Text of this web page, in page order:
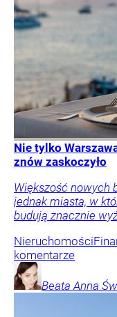
Nie tylko
znów zaskoczyło
Większość nowych
jednak miasta, w
budują znacznie
Nieruchomości
komentarze
Beata Anna